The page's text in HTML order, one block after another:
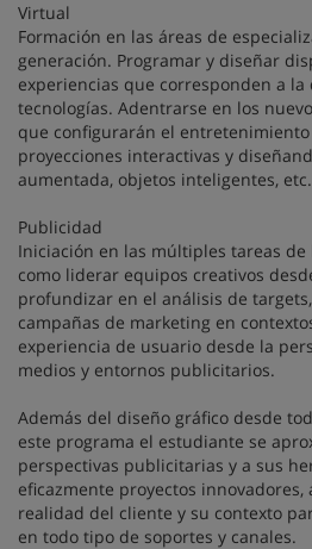
Virtual
Formación en las áreas de
generación. Programar y diseñar
experiencias que corresponden a
tecnologías. Adentrarse en los
que configurarán el
proyecciones interactivas y
aumentada, objetos inteligentes, etc.
Publicidad
Iniciación en las múltiples tareas
como liderar equipos creativos
profundizar en el análisis de
campañas de marketing en
experiencia de usuario desde la
medios y entornos publicitarios.
Además del diseño gráfico desde
este programa el estudiante se
perspectivas publicitarias y a sus
eficazmente proyectos
realidad del cliente y su contexto
en todo tipo de soportes y canales.